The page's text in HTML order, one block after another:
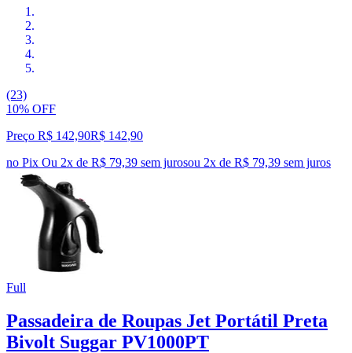
(23)
10% OFF
Preço R$ 142,90R$ 142,90
no Pix Ou 2x de R$ 79,39 sem jurosou 2x de R$ 79,39 sem juros
Full
Passadeira de Roupas Jet Portátil Preta
Bivolt Suggar PV1000PT